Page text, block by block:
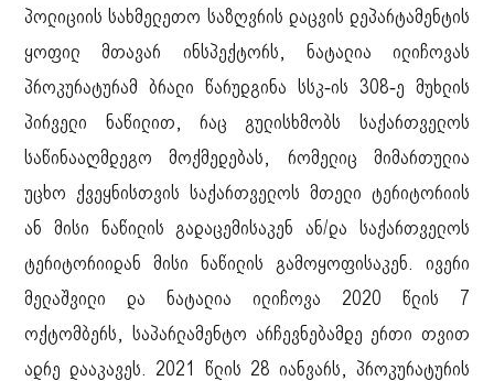
პოლიციის სახმელეთო საზღვრის დაცვის დეპარტამენტის
ყოფილ მთავარ ინსპექტორს, ნატალია ილიჩოვას
პროკურატურამ ბრალი წარუდგინა სსკ-ის 308-ე მუხლის
პირველი ნაწილით, რაც გულისხმობს საქართველოს
საწინააღმდეგო მოქმედებას, რომელიც მიმართულია
უცხო ქვეყნისთვის საქართველოს მთელი ტერიტორიის
ან მისი ნაწილის გადაცემისაკენ ან/და საქართველოს
ტერიტორიიდან მისი ნაწილის გამოყოფისაკენ. ივერი
მელაშვილი და ნატალია ილიჩოვა 2020 წლის 7
ოქტომბერს, საპარლამენტო არჩევნებამდე ერთი თვით
ადრე დააკავეს. 2021 წლის 28 იანვარს, პროკურატურის